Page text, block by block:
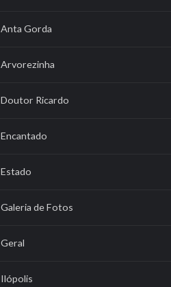
Anta Gorda
Arvorezinha
Doutor Ricardo
Encantado
Estado
Galeria de Fotos
Geral
Ilópolis